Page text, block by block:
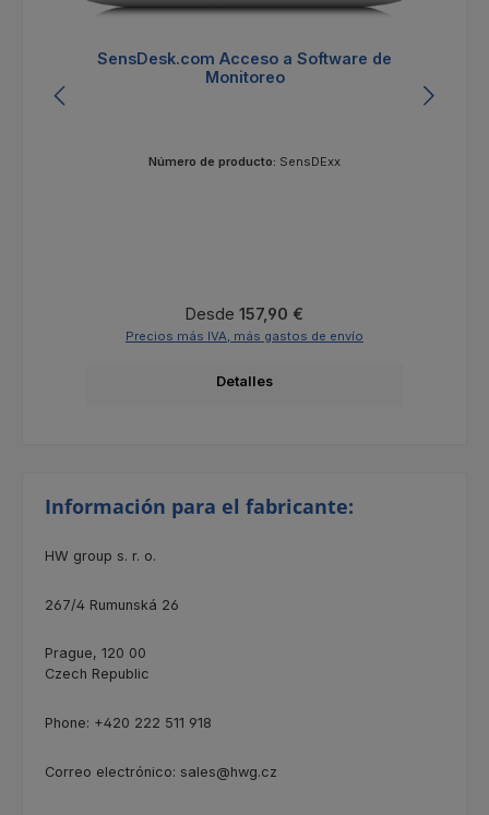
SensDesk.com Acceso a Software de
Monitoreo
Número de producto: SensDExx
Precio normal:
Desde 157,90 €
Precios más IVA, más gastos de envío
Detalles
Información para el fabricante:
HW group s. r. o.
267/4 Rumunská 26
Prague, 120 00
Czech Republic
Phone: +420 222 511 918
Correo electrónico: sales@hwg.cz